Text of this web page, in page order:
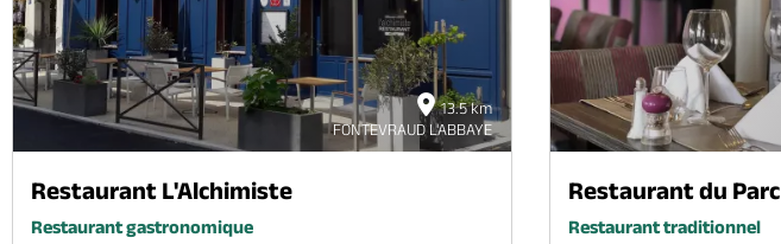
13.5 km
FONTEVRAUD L'ABBAYE
Restaurant L'Alchimiste
Restaurant gastronomique
Restaurant du Parc
Restaurant traditionnel